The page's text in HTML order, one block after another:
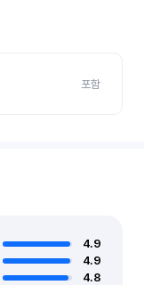
포함
4.9
4.9
4.8